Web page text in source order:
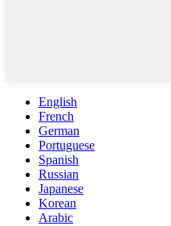
English
French
German
Portuguese
Spanish
Russian
Japanese
Korean
Arabic